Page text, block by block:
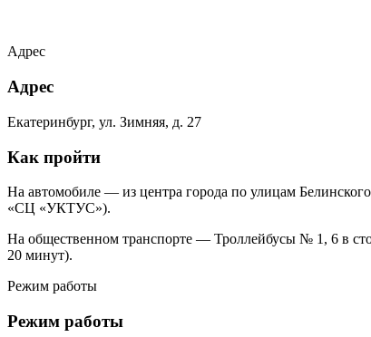
Адрес
Адрес
Екатеринбург, ул. Зимняя, д. 27
Как пройти
На автомобиле — из центра города по улицам
«СЦ «УКТУС»).
На общественном транспорте — Троллейбусы № 1, 6 в
20 минут).
Режим работы
Режим работы